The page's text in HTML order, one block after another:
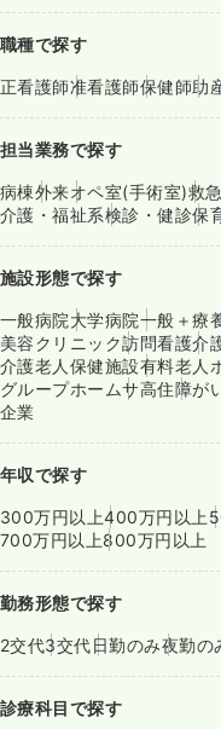
職種で探す
正看護師准看護師保健師助
担当業務で探す
病棟外来オペ室(手術室)救
介護・福祉系検診・健診保
施設形態で探す
一般病院大学病院一般＋療
美容クリニック訪問看護介
介護老人保健施設有料老人
グループホームサ高住障が
企業
年収で探す
300万円以上400万円以上
700万円以上800万円以上
勤務形態で探す
2交代3交代日勤のみ夜勤の
診療科目で探す